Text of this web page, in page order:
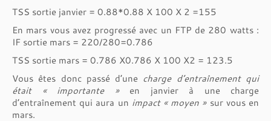
TSS sortie janvier = 0.88*0.88 X 100 X 2 =155
En mars vous avez progressé avec un FTP de 280 watts :
IF sortie mars = 220/280=0.786
TSS sortie mars = 0.786 X0.786 X 100 X2 = 123.5
Vous êtes donc passé d’une charge d’entraînement qui
était « importante »en janvier à une charge
d’entraînement qui aura un impact « moyen »sur vous en
mars.